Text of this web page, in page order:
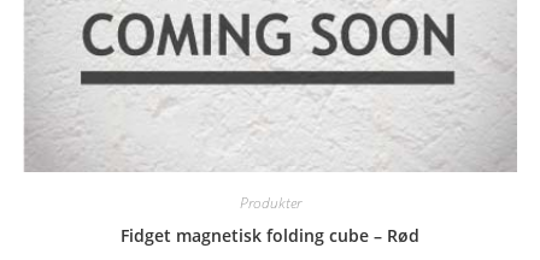
Produkter
Fidget magnetisk folding cube – Rød